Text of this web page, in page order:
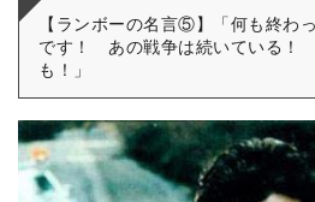
【ランボーの名言⑤】「何も終わ
です！ あの戦争は続いている！
も！」